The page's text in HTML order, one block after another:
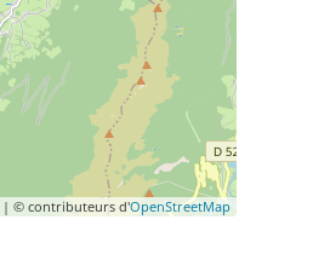
| © contributeurs d'OpenStreetMap